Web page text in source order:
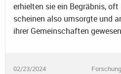
erhielten sie ein Begräbnis,
scheinen also umsorgte und
ihrer Gemeinschaften
02/23/2024 Forschung